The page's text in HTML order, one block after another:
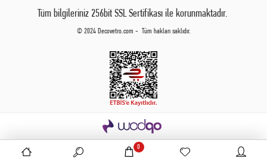
Tüm bilgileriniz 256bit SSL Sertifikası ile korunmaktadır.
© 2024 Decovetro.com - Tüm hakları saklıdır.
0